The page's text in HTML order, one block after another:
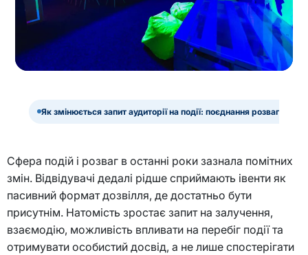
Як змінюється запит аудиторії на події: поєднання розваг,
Сфера подій і розваг в останні роки зазнала помітних
змін. Відвідувачі дедалі рідше сприймають івенти як
пасивний формат дозвілля, де достатньо бути
присутнім. Натомість зростає запит на залучення,
взаємодію, можливість впливати на перебіг події та
отримувати особистий досвід, а не лише спостерігати